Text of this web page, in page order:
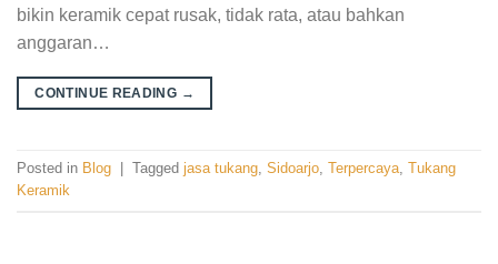
bikin keramik cepat rusak, tidak rata, atau bahkan
anggaran…
CONTINUE READING →
Posted in Blog Tagged jasa tukang, Sidoarjo, Terpercaya, Tukang
Keramik